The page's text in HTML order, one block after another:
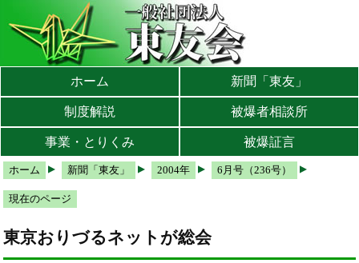
メインメニューへ
サブメニューへ
現在地ナビ（パンくずリスト）へ
ホーム 新聞「東友」
制度解説 被爆者相談所
事業・とりくみ 被爆証言
ホーム 新聞「東友」 2004年 6月号（236号）
現在のページ
東京おりづるネットが総会